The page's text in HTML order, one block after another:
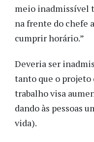
meio inadmissível
na frente do chefe
cumprir horário.”
Deveria ser
tanto que o projeto
trabalho visa
dando às pessoas
vida).